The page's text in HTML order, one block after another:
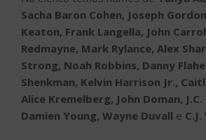
Sacha Baron Cohen, Joseph
Keaton, Frank Langella, John
Redmayne, Mark Rylance, Alex
Strong, Noah Robbins, Danny
Shenkman, Kelvin Harrison Jr.,
Alice Kremelberg, John Doman, J.C.
Damien Young, Wayne Duvall e